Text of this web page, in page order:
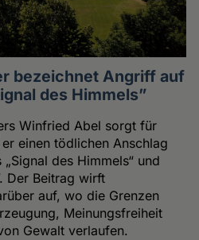
bezeichnet Angriff auf
des Himmels”
Winfried Abel sorgt für
einen tödlichen Anschlag
des Himmels“ und
Der Beitrag wirft
auf, wo die Grenzen
Meinungsfreiheit
Gewalt verlaufen.